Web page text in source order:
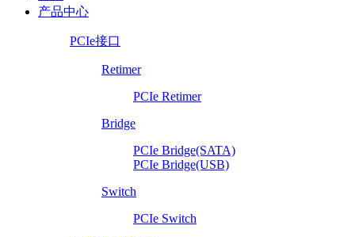
产品中心
PCIe接口
Retimer
PCIe Retimer
Bridge
PCIe Bridge(SATA)
PCIe Bridge(USB)
Switch
PCIe Switch